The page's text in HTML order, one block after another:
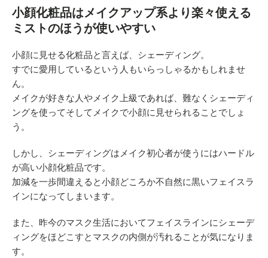
小顔化粧品はメイクアップ系より楽々使える
ミストのほうが使いやすい
小顔に見せる化粧品と言えば、シェーディング。
すでに愛用しているという人もいらっしゃるかもしれませ
ん。
メイクが好きな人やメイク上級であれば、難なくシェーディ
ングを使ってそしてメイクで小顔に見せられることでしょ
う。
しかし、シェーディングはメイク初心者が使うにはハードル
が高い小顔化粧品です。
加減を一歩間違えると小顔どころか不自然に黒いフェイスラ
インになってしまいます。
また、昨今のマスク生活においてフェイスラインにシェーデ
ィングをほどこすとマスクの内側が汚れることが気になりま
す。